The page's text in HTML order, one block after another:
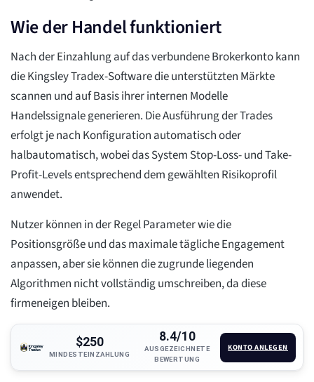
Wie der Handel funktioniert
Nach der Einzahlung auf das verbundene Brokerkonto kann
die Kingsley Tradex-Software die unterstützten Märkte
scannen und auf Basis ihrer internen Modelle
Handelssignale generieren. Die Ausführung der Trades
erfolgt je nach Konfiguration automatisch oder
halbautomatisch, wobei das System Stop-Loss- und Take-
Profit-Levels entsprechend dem gewählten Risikoprofil
anwendet.
Nutzer können in der Regel Parameter wie die
Positionsgröße und das maximale tägliche Engagement
anpassen, aber sie können die zugrunde liegenden
Algorithmen nicht vollständig umschreiben, da diese
firmeneigen bleiben.
$250
MINDESTEINZAHLUNG
8.4/10
AUSGEZEICHNETE
BEWERTUNG
KONTO ANLEGEN